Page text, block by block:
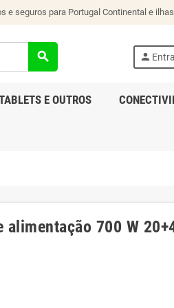
e seguros para Portugal Continental e ilhas
search person
E OUTROS
alimentação 700 W